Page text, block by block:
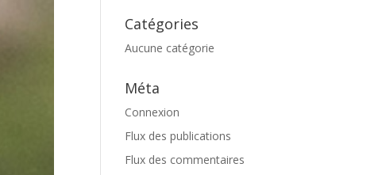
Catégories
Aucune catégorie
Méta
Connexion
Flux des publications
Flux des commentaires